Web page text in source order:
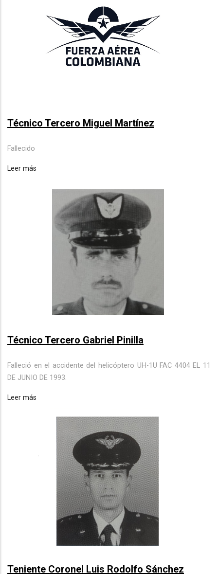
Técnico Tercero Miguel Martínez
Fallecido
Leer más
Técnico Tercero Gabriel Pinilla
Falleció en el accidente del helicóptero UH-1U FAC 4404 EL 11
DE JUNIO DE 1993.
Leer más
Teniente Coronel Luis Rodolfo Sánchez